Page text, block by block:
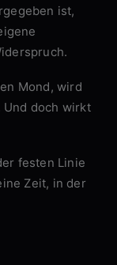
Und doch wirkt
Zeit, in der